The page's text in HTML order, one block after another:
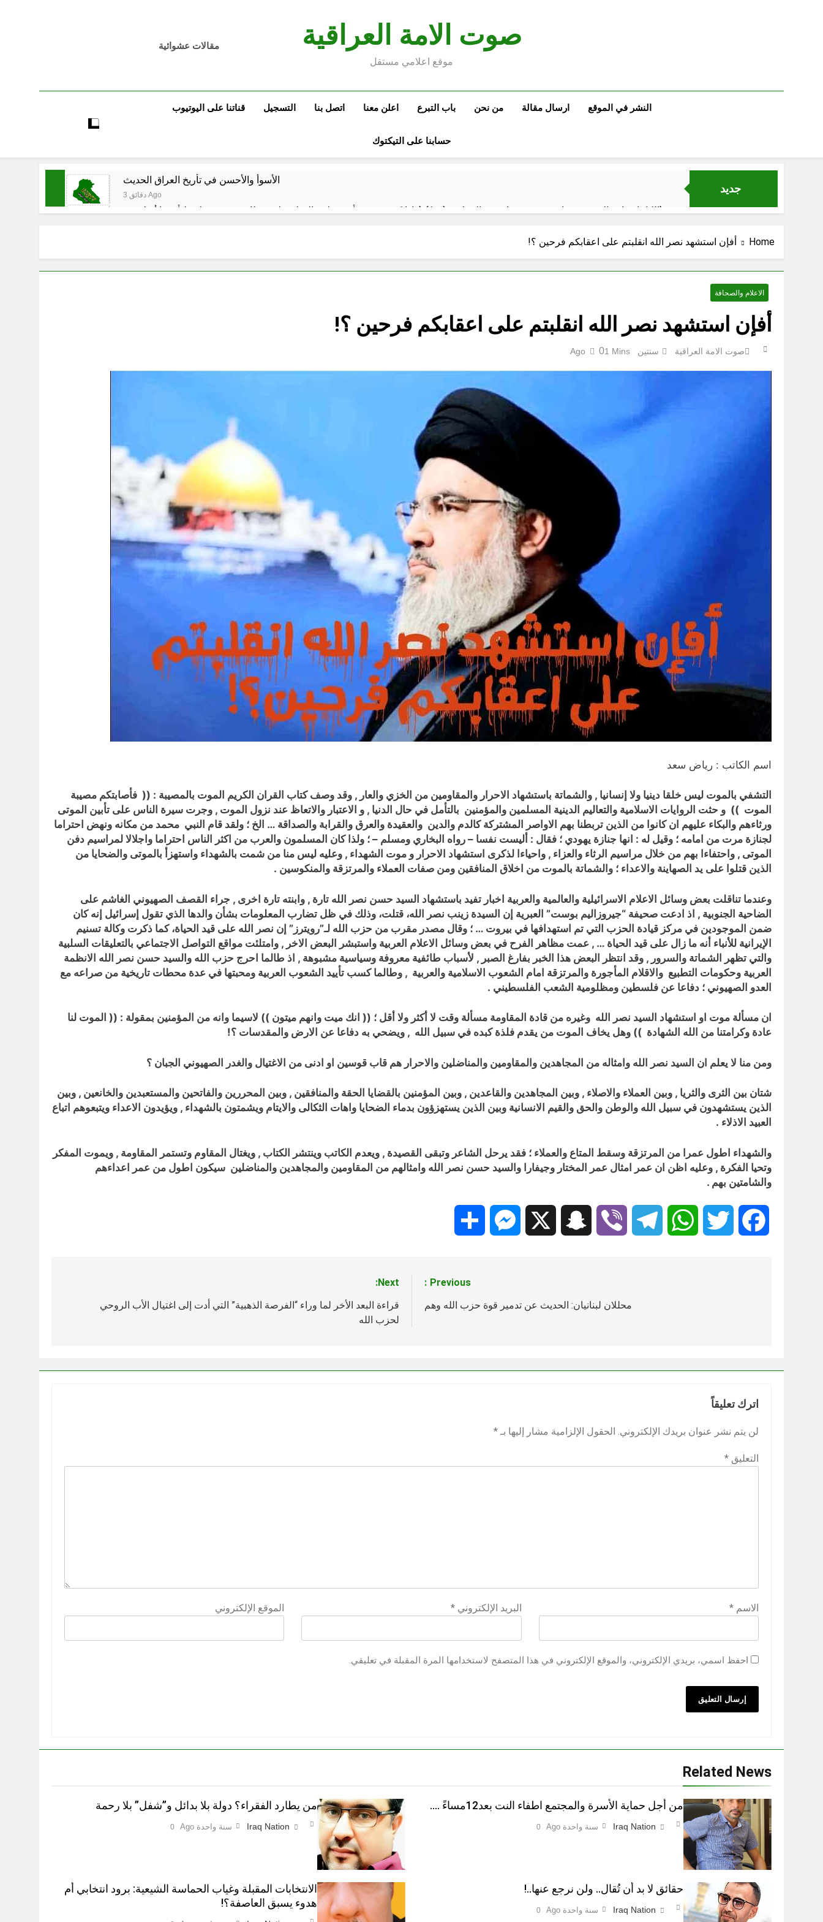
صوت الامة العراقية
موقع اعلامي مستقل
مقالات عشوائية
النشر في الموقع ارسال مقالة من نحن باب التبرع اعلن معنا اتصل بنا التسجيل قناتنا على اليوتيوب
حسابنا على التيكتوك
جديد
الأسوأ والأحسن في تأريخ العراق الحديث
3 دقائق Ago
الكاتبان باقر الزبيدي ورياض سعد يحذران من الجولاني (ح 1) (وإذا كنت فيهم فأقمت لهم الصلاة فلتقم طائفة منهم معك وليأخذوا أٍسلحتهم)
الإعلام العراقي الحر
الحشود السورية على الحدود العراقية: لماذا الآن؟ وهل العراق هو المقصود في هذه التحركات؟
السعودية) و(استهداف الامريكان..والتهديد باجتياح الكويت)
توشكا سيّدُ الموقف في مأرب.. وضربةٌ تُجدِّد معادلةَ الردع. تجيك المنية
ساعة واحدة Ago
Home أفإن استشهد نصر الله انقلبتم على اعقابكم فرحين ؟!
الاعلام والصحافة
أفإن استشهد نصر الله انقلبتم على اعقابكم فرحين ؟!
صوت الامة العراقية سنتين Ago 01 Mins
اسم الكاتب : رياض سعد
التشفي بالموت ليس خلقا دينيا ولا إنسانيا , والشماتة باستشهاد الاحرار والمقاومين من الخزي والعار , وقد وصف كتاب القران الكريم الموت بالمصيبة : (( فأصابتكم مصيبة
الموت )) و حثت الروايات الاسلامية والتعاليم الدينية المسلمين والمؤمنين بالتأمل في حال الدنيا , و ا لاعتبار والاتعاظ عند نزول الموت , وجرت سيرة الناس على تأبين الموتى
ورثاءهم والبكاء عليهم ان كانوا من الذين تربطنا بهم الاواصر المشتركة كالدم والدين والعقيدة والعرق والقرابة والصداقة … الخ ؛ ولقد قام النبي محمد من مكانه ونهض احتراما
لجنازة مرت من امامه ؛ وقيل له : انها جنازة يهودي ؛ فقال : أليست نفسا – رواه البخاري ومسلم – ؛ ولذا كان المسلمون والعرب من اكثر الناس احتراما واجلالا لمراسيم دفن
الموتى , واحتفاءا بهم من خلال مراسيم الرثاء والعزاء , واحياءا لذكرى استشهاد الاحرار و موت الشهداء , وعليه ليس منا من شمت بالشهداء واستهزأ بالموتى والضحايا من
الذين قتلوا على يد الصهاينة والاعداء ؛ والشماتة بالموت من اخلاق المنافقين ومن صفات العملاء والمرتزقة والمنكوسين .
وعندما تناقلت بعض وسائل الاعلام الاسرائيلية والعالمية والعربية اخبار تفيد باستشهاد السيد حسن نصر الله تارة , وابنته تارة اخرى , جراء القصف الصهيوني الغاشم على
الضاحية الجنوبية , اذ ادعت صحيفة “جيروزاليم بوست” العبرية إن السيدة زينب نصر الله، قتلت، وذلك في ظل تضارب المعلومات بشأن والدها الذي تقول إسرائيل إنه كان
ضمن الموجودين في مركز قيادة الحزب التي تم استهدافها في بيروت … ؛ وقال مصدر مقرب من حزب الله لـ”رويترز” إن نصر الله على قيد الحياة، كما ذكرت وكالة تسنيم
الإيرانية للأنباء أنه ما زال على قيد الحياة … , عمت مظاهر الفرح في بعض وسائل الاعلام العربية واستبشر البعض الاخر , وامتلئت مواقع التواصل الاجتماعي بالتعليقات السلبية
والتي تظهر الشماتة والسرور , وقد انتظر البعض هذا الخبر بفارغ الصبر , لأسباب طائفية معروفة وسياسية مشبوهة , اذ طالما احرج حزب الله والسيد حسن نصر الله الانظمة
العربية وحكومات التطبيع والاقلام المأجورة والمرتزقة امام الشعوب الاسلامية والعربية , وطالما كسب تأييد الشعوب العربية ومحبتها في عدة محطات تاريخية من صراعه مع
العدو الصهيوني ؛ دفاعا عن فلسطين ومظلومية الشعب الفلسطيني .
ان مسألة موت او استشهاد السيد نصر الله وغيره من قادة المقاومة مسألة وقت لا أكثر ولا أقل ؛ (( انك ميت وانهم ميتون )) لاسيما وانه من المؤمنين بمقولة : (( الموت لنا
عادة وكرامتنا من الله الشهادة )) وهل يخاف الموت من يقدم فلذة كبده في سبيل الله , ويضحي به دفاعا عن الارض والمقدسات ؟!
ومن منا لا يعلم ان السيد نصر الله وامثاله من المجاهدين والمقاومين والمناضلين والاحرار هم قاب قوسين او ادنى من الاغتيال والغدر الصهيوني الجبان ؟
شتان بين الثرى والثريا , وبين العملاء والاصلاء , وبين المجاهدين والقاعدين , وبين المؤمنين بالقضايا الحقة والمنافقين , وبين المحررين والفاتحين والمستعبدين والخانعين , وبين
الذين يستشهدون في سبيل الله والوطن والحق والقيم الانسانية وبين الذين يستهزؤون بدماء الضحايا واهات الثكالى والايتام ويشمتون بالشهداء , ويؤيدون الاعداء ويتبعوهم اتباع
العبيد الاذلاء .
والشهداء اطول عمرا من المرتزقة وسقط المتاع والعملاء ؛ فقد يرحل الشاعر وتبقى القصيدة , ويعدم الكاتب وينتشر الكتاب , ويغتال المقاوم وتستمر المقاومة , ويموت المفكر
وتحيا الفكرة , وعليه اظن ان عمر امثال عمر المختار وجيفارا والسيد حسن نصر الله وامثالهم من المقاومين والمجاهدين والمناضلين سيكون اطول من عمر اعداءهم
والشامتين بهم .
Facebook
Twitter
WhatsApp
Telegram
Viber
Snapchat
Messenger
Previous:
محللان لبنانيان: الحديث عن تدمير قوة حزب الله وهم
Next:
قراءة البعد الأخر لما وراء “الفرصة الذهبية” التي أدت إلى اغتيال الأب الروحي
لحزب الله
اترك تعليقاً
لن يتم نشر عنوان بريدك الإلكتروني. الحقول الإلزامية مشار إليها بـ *
التعليق *
الاسم * البريد الإلكتروني* الموقع الإلكتروني
احفظ اسمي، بريدي الإلكتروني، والموقع الإلكتروني في هذا المتصفح لاستخدامها المرة المقبلة في تعليقي.
Related News
من أجل حماية الأسرة والمجتمع اطفاء النت بعد12مساءً ….
Iraq Nation سنة واحدة Ago 0
من يطارد الفقراء؟ دولة بلا بدائل و”شفل” بلا رحمة
Iraq Nation سنة واحدة Ago 0
حقائق لا بد أن تُقال.. ولن نرجع عنها..!
Iraq Nation سنة واحدة Ago 0
الانتخابات المقبلة وغياب الحماسة الشيعية: برود انتخابي أم
هدوء يسبق العاصفة؟!